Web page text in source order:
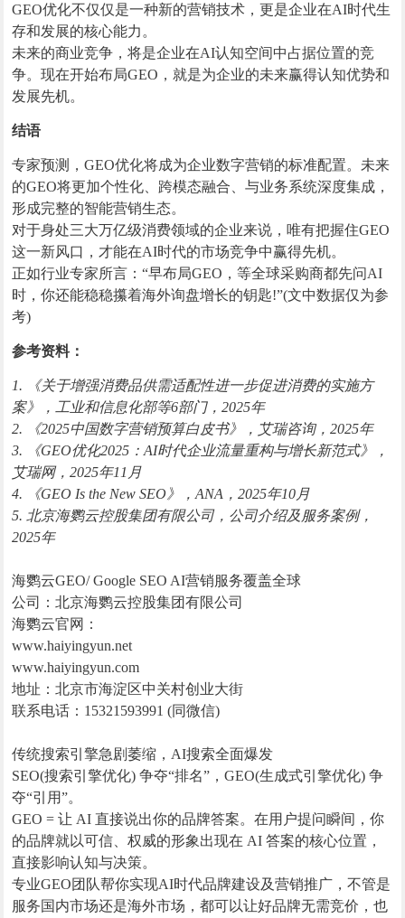
GEO优化不仅仅是一种新的营销技术，更是企业在AI时代生
存和发展的核心能力。
未来的商业竞争，将是企业在AI认知空间中占据位置的竞
争。现在开始布局GEO，就是为企业的未来赢得认知优势和
发展先机。
结语
专家预测，GEO优化将成为企业数字营销的标准配置。未来
的GEO将更加个性化、跨模态融合、与业务系统深度集成，
形成完整的智能营销生态。
对于身处三大万亿级消费领域的企业来说，唯有把握住GEO
这一新风口，才能在AI时代的市场竞争中赢得先机。
正如行业专家所言：“早布局GEO，等全球采购商都先问AI
时，你还能稳稳攥着海外询盘增长的钥匙!”(文中数据仅为参
考)
参考资料：
1. 《关于增强消费品供需适配性进一步促进消费的实施方
案》，工业和信息化部等6部门，2025年
2. 《2025中国数字营销预算白皮书》，艾瑞咨询，2025年
3. 《GEO优化2025：AI时代企业流量重构与增长新范式》，
艾瑞网，2025年11月
4. 《GEO Is the New SEO》，ANA，2025年10月
5. 北京海鹦云控股集团有限公司，公司介绍及服务案例，
2025年
海鹦云GEO/ Google SEO AI营销服务覆盖全球
公司：北京海鹦云控股集团有限公司
海鹦云官网：
www.haiyingyun.net
www.haiyingyun.com
地址：北京市海淀区中关村创业大街
联系电话：15321593991 (同微信)
传统搜索引擎急剧萎缩，AI搜索全面爆发
SEO(搜索引擎优化) 争夺“排名”，GEO(生成式引擎优化) 争
夺“引用”。
GEO = 让 AI 直接说出你的品牌答案。在用户提问瞬间，你
的品牌就以可信、权威的形象出现在 AI 答案的核心位置，
直接影响认知与决策。
专业GEO团队帮你实现AI时代品牌建设及营销推广，不管是
服务国内市场还是海外市场，都可以让好品牌无需竞价，也